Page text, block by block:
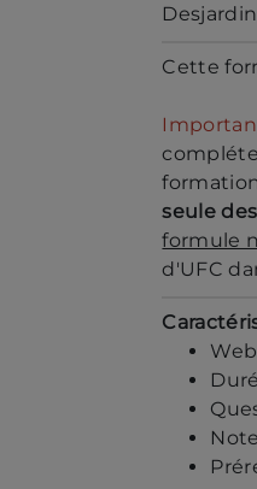
Cette
seule
formule
d'UFC